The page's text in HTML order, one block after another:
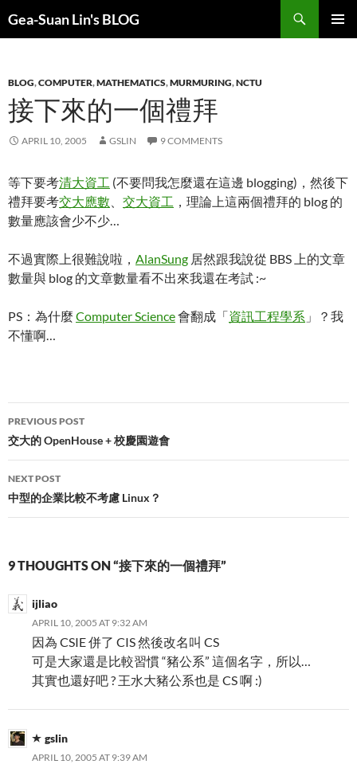
Gea-Suan Lin's BLOG
BLOG,COMPUTER,MATHEMATICS,MURMURING,NCTU
接下來的一個禮拜
APRIL 10, 2005 GSLIN 9 COMMENTS
等下要考清大資工 (不要問我怎麼還在這邊 blogging)，然後下
禮拜要考交大應數 交大資工 ，理論上這兩個禮拜的 blog 的
數量應該會少不少…
不過實際上很難說啦， AlanSung 居然跟我說從 BBS 上的文章
數量與 blog 的文章數量看不出來我還在考試 :~
PS：為什麼 Computer Science會翻成「資訊工程學系 」？我
不懂啊…
Post
navigation
PREVIOUS POST
交大的 OpenHouse + 校慶園遊會
NEXT POST
中型的企業比較不考慮 Linux？
9 THOUGHTS ON “接下來的一個禮拜”
ijliao
APRIL 10, 2005 AT 9:32 AM
因為 CSIE 併了 CIS 然後改名叫 CS
可是大家還是比較習慣 “豬公系” 這個名字，所以…
其實也還好吧 ? 王水大豬公系也是 CS 啊 :)
gslin
APRIL 10, 2005 AT 9:39 AM